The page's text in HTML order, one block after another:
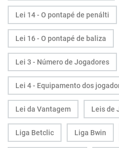
Lei 14 - O pontapé de penálti
Lei 16 - O pontapé de baliza
Lei 3 - Número de Jogadores
Lei 4 - Equipamento dos
Lei da Vantagem Leis de
Liga Betclic Liga Bwin